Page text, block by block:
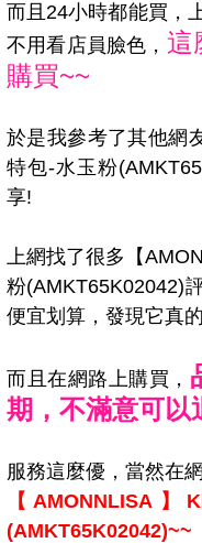
而且24小時都能買，
不用看店員臉色， 這
購買~~
於是我參考了其他網
特包-水玉粉
享!
上網找了很多【
粉(AMKT65K02042)
便宜划算，發現它真
而且在網路上購買，
期，不滿意可以
服務這麼優，當然在
【AMONNLISA
(AMKT65K02042)~~